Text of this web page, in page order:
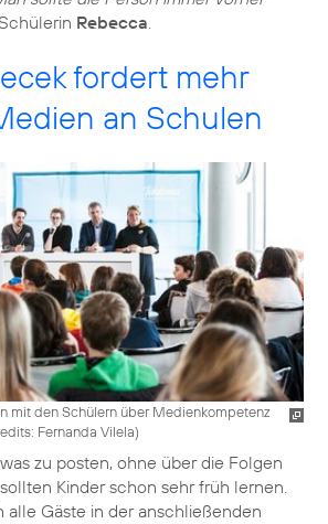
Rebecca.
fordert mehr
an Schulen
mit den Schülern über Medienkompetenz
Fernanda Vilela)
zu posten, ohne über die Folgen
Kinder schon sehr früh lernen.
alle Gäste in der anschließenden